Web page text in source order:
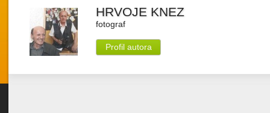
HRVOJE KNEZ
fotograf
Profil autora